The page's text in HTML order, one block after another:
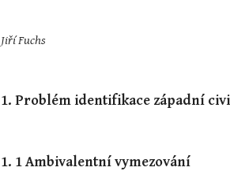
Jiří Fuchs
1. Problém identifikace západní
1. 1 Ambivalentní vymezování